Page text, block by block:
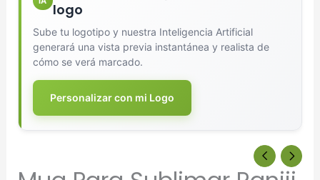
logo
Sube tu logotipo y nuestra Inteligencia Artificial
generará una vista previa instantánea y realista de
cómo se verá marcado.
Personalizar con mi Logo